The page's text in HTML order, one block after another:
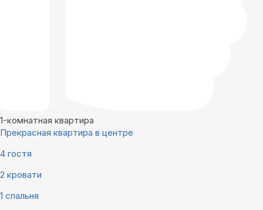
1-комнатная квартира
Прекрасная квартира в центре
4 гостя
2 кровати
1 спальня